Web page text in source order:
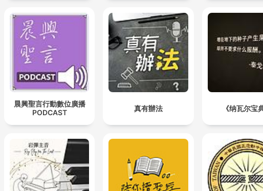
晨興聖言行動數位廣播
PODCAST
真有辦法 《纳瓦尔宝